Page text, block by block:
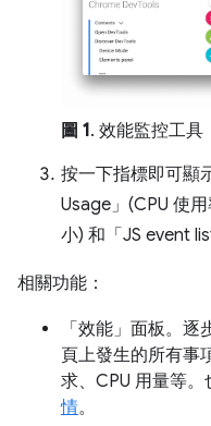
圖 1. 效能監控工具
按一下指標即可顯
Usage」(CPU 使用
小) 和「JS event
相關功能：
「效能」 面板。逐
頁上發生的所有事
求、CPU 用量等。
情。